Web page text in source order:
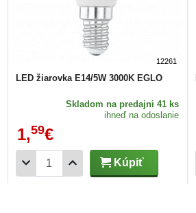
12261
LED žiarovka E14/5W 3000K EGLO
Skladom na predajni 41 ks
ihneď na odoslanie
1,59€
Kúpiť